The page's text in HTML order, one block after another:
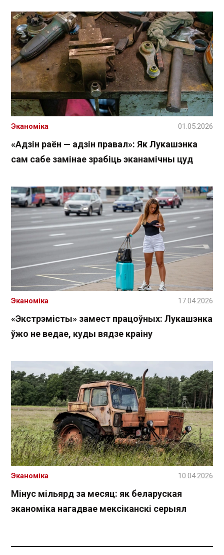
«Адзін раён — адзін правал»: Як Лукашэнка
сам сабе замінае зрабіць эканамічны цуд
Эканоміка 01.05.2026
«Экстрэмісты» замест працоўных: Лукашэнка
ўжо не ведае, куды вядзе краіну
Эканоміка 17.04.2026
Мінус мільярд за месяц: як беларуская
эканоміка нагадвае мексіканскі серыял
Эканоміка 10.04.2026